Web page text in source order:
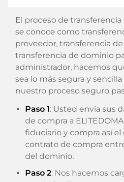
El proceso de
se conoce como
proveedor, transferencia
transferencia de dominio
administrador, hacemos
sea lo más segura y
nuestro proceso seguro
Paso 1: Usted envía sus
de compra a
fiduciario y compra así
contrato de compra
del dominio.
Paso 2: Nos hacemos